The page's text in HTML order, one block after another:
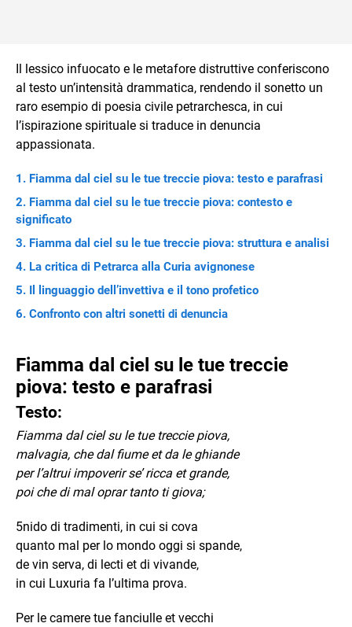
Il lessico infuocato e le metafore distruttive conferiscono
al testo un’intensità drammatica, rendendo il sonetto un
raro esempio di poesia civile petrarchesca, in cui
l’ispirazione spirituale si traduce in denuncia
appassionata.
Fiamma dal ciel su le tue treccie piova: testo e parafrasi
Fiamma dal ciel su le tue treccie piova: contesto e
significato
Fiamma dal ciel su le tue treccie piova: struttura e analisi
La critica di Petrarca alla Curia avignonese
Il linguaggio dell’invettiva e il tono profetico
Confronto con altri sonetti di denuncia
Fiamma dal ciel su le tue treccie
piova: testo e parafrasi
Testo:
Fiamma dal ciel su le tue treccie piova,
malvagia, che dal fiume et da le ghiande
per l’altrui impoverir se’ ricca et grande,
poi che di mal oprar tanto ti giova;
5nido di tradimenti, in cui si cova
quanto mal per lo mondo oggi si spande,
de vin serva, di lecti et di vivande,
in cui Luxuria fa l’ultima prova.
Per le camere tue fanciulle et vecchi